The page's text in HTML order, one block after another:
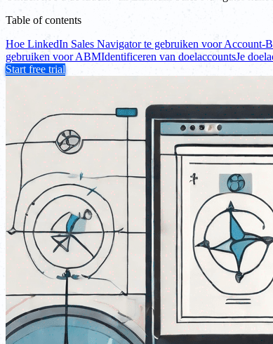
Table of contents
Hoe LinkedIn Sales Navigator te gebruiken voor Account-
gebruiken voor ABMIdentificeren van doelaccountsJe
Start free trial